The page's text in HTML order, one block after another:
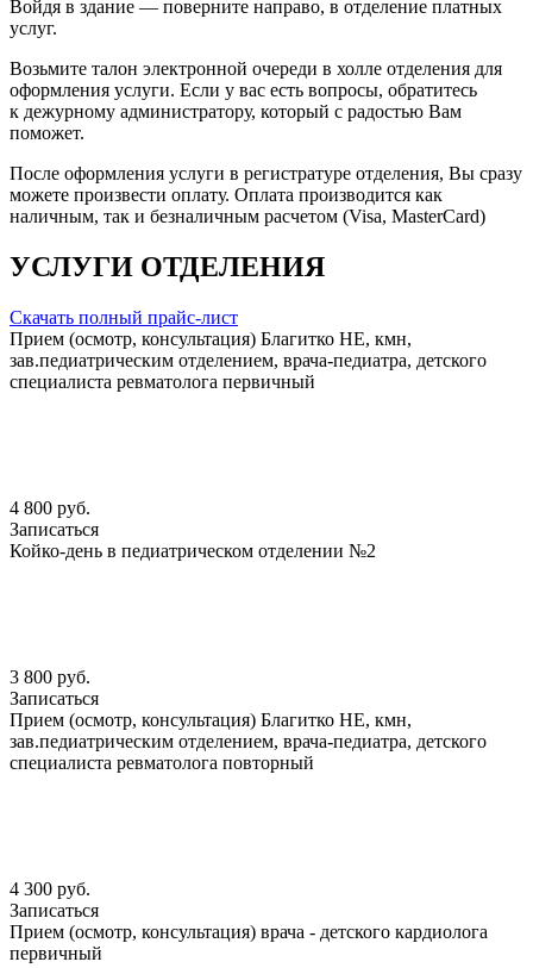
Войдя в здание — поверните направо, в отделение платных
услуг.
Возьмите талон электронной очереди в холле отделения для
оформления услуги. Если у вас есть вопросы, обратитесь
к дежурному администратору, который с радостью Вам
поможет.
После оформления услуги в регистратуре отделения, Вы сразу
можете произвести оплату. Оплата производится как
наличным, так и безналичным расчетом (Visa, MasterCard)
УСЛУГИ ОТДЕЛЕНИЯ
Скачать полный прайс-лист
Прием (осмотр, консультация) Благитко НЕ, кмн,
зав.педиатрическим отделением, врача-педиатра, детского
специалиста ревматолога первичный
4 800 руб.
Записаться
Койко-день в педиатрическом отделении №2
3 800 руб.
Записаться
Прием (осмотр, консультация) Благитко НЕ, кмн,
зав.педиатрическим отделением, врача-педиатра, детского
специалиста ревматолога повторный
4 300 руб.
Записаться
Прием (осмотр, консультация) врача - детского кардиолога
первичный